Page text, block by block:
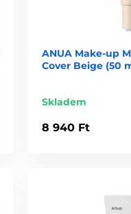
ANUA Make-up
Cover Beige (50
Skladem
8 940 Ft